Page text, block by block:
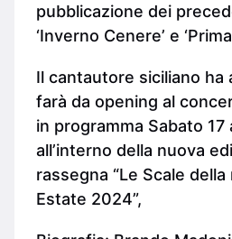
pubblicazione dei
‘Inverno Cenere’ e
Il cantautore siciliano ha
farà da opening al
in programma Sabato
all’interno della nuova
rassegna “Le Scale
Estate 2024”,